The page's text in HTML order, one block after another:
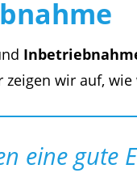
zeigen wir auf,
eine gute